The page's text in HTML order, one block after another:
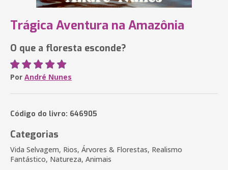
Trágica Aventura na Amazônia
O que a floresta esconde?
Por André Nunes
Código do livro: 646905
Categorias
Vida Selvagem, Rios, Árvores & Florestas, Realismo
Fantástico, Natureza, Animais